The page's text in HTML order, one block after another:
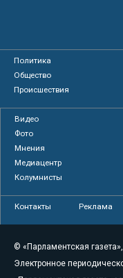
Политика
Общество
Происшествия
Видео
Фото
Мнения
Медиацентр
Колумнисты
Контакты Реклама
© «Парламентская
Электронное